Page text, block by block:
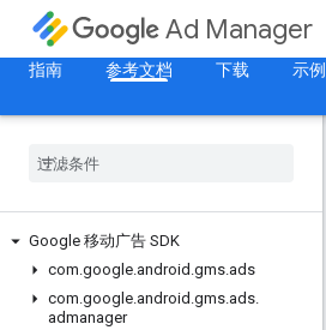
Ad Manager
指南
参考文档 下载 示例
Google 移动广告 SDK
com.google.android .gms.ads
com.google.android .gms.ads.
admanager